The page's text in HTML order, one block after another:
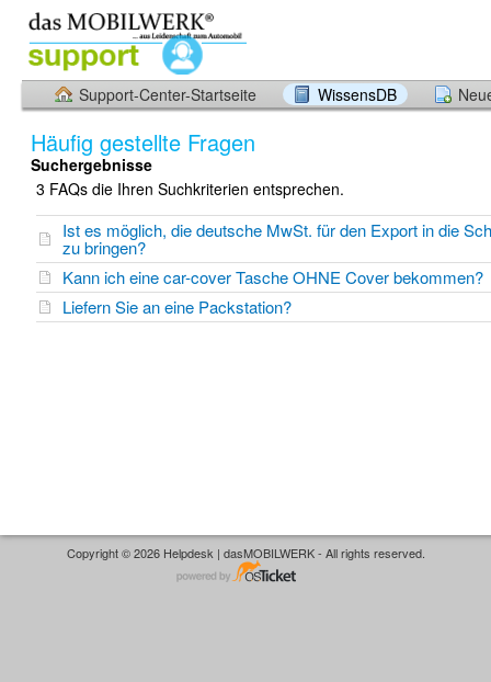
Support-Center-Startseite WissensDB
Häufig gestellte Fragen
Suchergebnisse
3 FAQs die Ihren Suchkriterien entsprechen.
Ist es möglich, die deutsche MwSt. für den Export in die
zu bringen?
Kann ich eine car-cover Tasche OHNE Cover bekommen?
Liefern Sie an eine Packstation?
Copyright © 2026 Helpdesk | dasMOBILWERK - All rights reserved.